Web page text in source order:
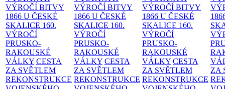
VÝROČÍ BITVY
1866 U ČESKÉ
SKALICE 160.
VÝROČÍ
PRUSKO-
RAKOUSKÉ
VÁLKY CESTA
ZA SVĚTLEM
REKONSTRUKCE
VÝROČÍ BITVY
1866 U ČESKÉ
SKALICE 160.
VÝROČÍ
PRUSKO-
RAKOUSKÉ
VÁLKY CESTA
ZA SVĚTLEM
REKONSTRUKCE
VÝROČÍ BITVY
1866 U ČESKÉ
SKALICE 160.
VÝROČÍ
PRUSKO-
RAKOUSKÉ
VÁLKY CESTA
ZA SVĚTLEM
REKONSTRUKCE
ZA